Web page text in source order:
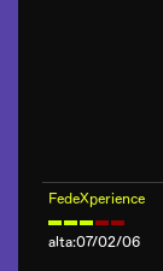
FedeXperience
alta:07/02/06